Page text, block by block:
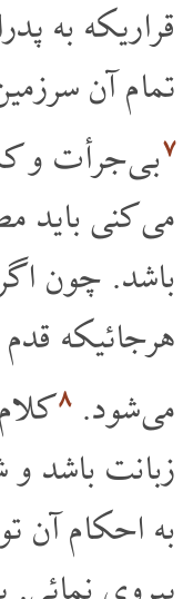
قراریکه به
تمام آن
۷بی جرأت و
می کنی باید
باشد. چون
هرجائیکه
می شود. ۸
زبانت باشد
به احکام آن